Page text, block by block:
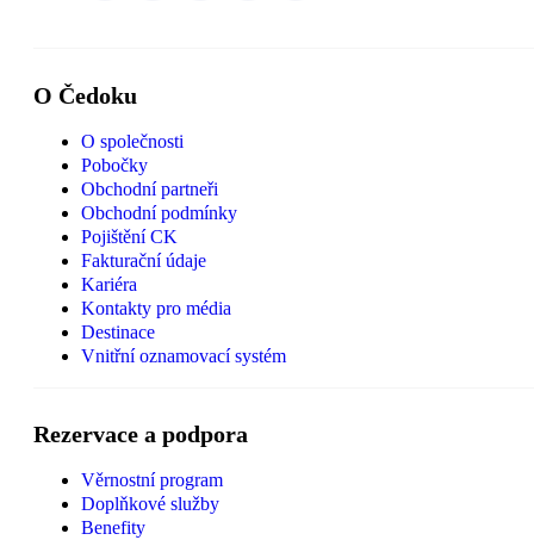
O Čedoku
O společnosti
Pobočky
Obchodní partneři
Obchodní podmínky
Pojištění CK
Fakturační údaje
Kariéra
Kontakty pro média
Destinace
Vnitřní oznamovací systém
Rezervace a podpora
Věrnostní program
Doplňkové služby
Benefity